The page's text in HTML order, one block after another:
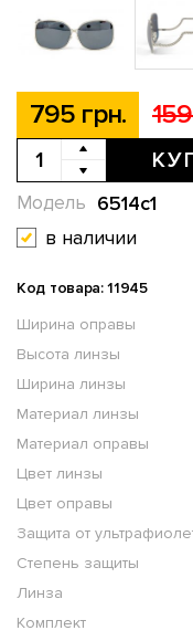
795 грн.
6514c1
Модель
в наличии
Код товара: 11945
Ширина оправы
Высота линзы
Ширина линзы
Материал линзы
Материал оправы
Цвет линзы
Цвет оправы
Защита от
Степень защиты
Линза
Комплект